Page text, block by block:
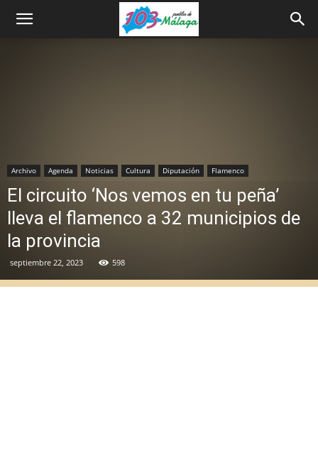
Archivo Agenda Noticias Cultura Diputación Flamenco
El circuito ‘Nos vemos en tu peña’
lleva el flamenco a 32 municipios de
la provincia
septiembre 22, 2023 598